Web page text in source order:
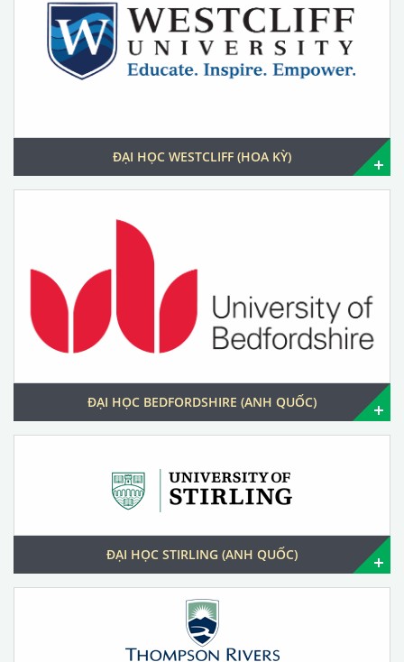
ĐẠI HỌC WESTCLIFF (HOA KỲ)
ĐẠI HỌC BEDFORDSHIRE (ANH QUỐC)
ĐẠI HỌC STIRLING (ANH QUỐC)